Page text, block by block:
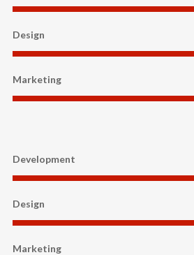
Design
Marketing
Development
Design
Marketing